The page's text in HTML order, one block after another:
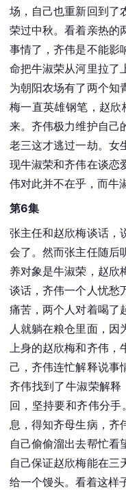
场，自己也重新回到了
荣过中秋。看着亲热的
事情了，齐伟是不能影
命把牛淑荣从河里拉了
为朝阳农场有了两个知
梅一直英雄钢笔，赵
来。齐伟极力维护自己
老三这才逃过一劫。女
现牛淑荣和齐伟在谈恋
伟对此并不在乎，而牛
第6集
张主任和赵欣梅谈话，
会了。然而张主任随后
养对象是牛淑荣，赵欣
谈话，齐伟一个人忧愁
痛苦，两个人对着喝了
人就躺在粮仓里面，因
上身的赵欣梅和齐伟，
己，齐伟连忙解释说事
齐伟找到了牛淑荣解
回，坚持要和齐伟分
息，得知齐母生病，齐
自己偷偷溜出去帮忙看
自己保证赵欣梅能在三
给一个馒头。看着这样